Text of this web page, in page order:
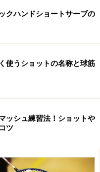
、軽く設計されている
やすいのが特徴となっ
やパワーが不足してい
を楽に飛ばせる設計と
て強い反発性を持たせ
クハンドショートサーブの
使うショットの名称と球筋
ッシュ練習法！ショットや
ツ